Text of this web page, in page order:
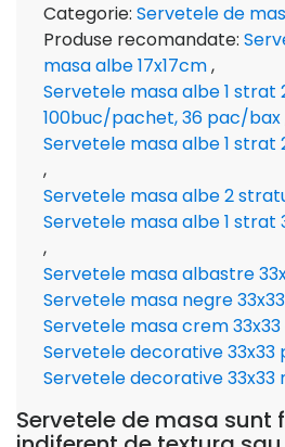
Categorie: Servetele de
Produse recomandate:
masa albe 17x17cm,
Servetele masa albe 1 strat
100buc/pachet, 36 pac/bax
Servetele masa albe 1 strat
,
Servetele masa albe 2
Servetele masa albe 1 strat
,
Servetele masa albastre
Servetele masa negre
Servetele masa crem
Servetele decorative 33x33
Servetele decorative 33x33
Servetele de masa